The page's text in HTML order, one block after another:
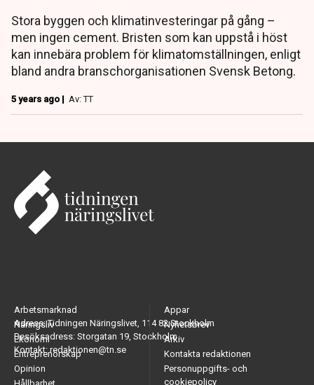
Stora byggen och klimatinvesteringar på gång –
men ingen cement. Bristen som kan uppstå i höst
kan innebära problem för klimatomställningen, enligt
bland andra branschorganisationen Svensk Betong.
5 years ago | Av: TT
Adress: Tidningen Näringslivet, 114 82 Stockholm
Besöksadress: Storgatan 19, Stockholm
Kontakt: redaktionen@tn.se
Arbetsmarknad
Näringsliv
Ekonomi
Entreprenörskap
Opinion
Appar
Nyhetsbrev
Arkiv
Kontakta redaktionen
Personuppgifts- och
cookiepolicy